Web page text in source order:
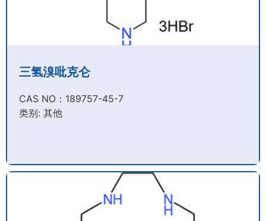
三氢溴吡克仑
CAS NO：189757-45-7​
类别: 其他